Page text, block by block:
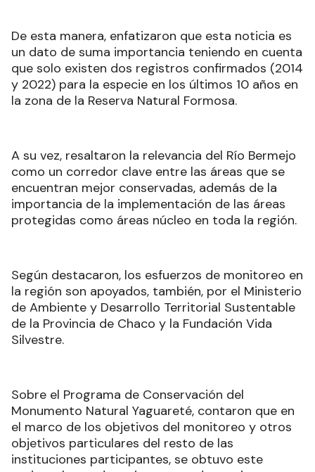
De esta manera, enfatizaron que esta noticia es
un dato de suma importancia teniendo en cuenta
que solo existen dos registros confirmados (2014
y 2022) para la especie en los últimos 10 años en
la zona de la Reserva Natural Formosa.
A su vez, resaltaron la relevancia del Río Bermejo
como un corredor clave entre las áreas que se
encuentran mejor conservadas, además de la
importancia de la implementación de las áreas
protegidas como áreas núcleo en toda la región.
Según destacaron, los esfuerzos de monitoreo en
la región son apoyados, también, por el Ministerio
de Ambiente y Desarrollo Territorial Sustentable
de la Provincia de Chaco y la Fundación Vida
Silvestre.
Sobre el Programa de Conservación del
Monumento Natural Yaguareté, contaron que en
el marco de los objetivos del monitoreo y otros
objetivos particulares del resto de las
instituciones participantes, se obtuvo este